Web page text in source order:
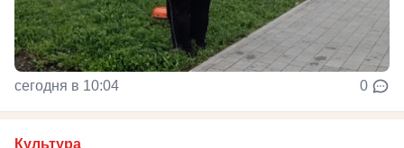
сегодня в 10:04 0
Культура